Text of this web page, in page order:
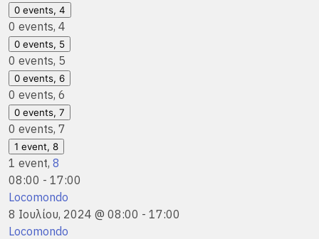
0 events, 4
0 events, 4
0 events, 5
0 events, 5
0 events, 6
0 events, 6
0 events, 7
0 events, 7
1 event, 8
1 event, 8
08:00 - 17:00
Locomondo
8 Ιουλίου, 2024 @ 08:00 - 17:00
Locomondo